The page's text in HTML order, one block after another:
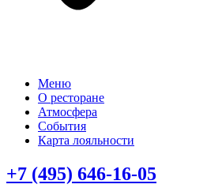
Меню
О ресторане
Атмосфера
События
Карта лояльности
+7 (495) 646-16-05